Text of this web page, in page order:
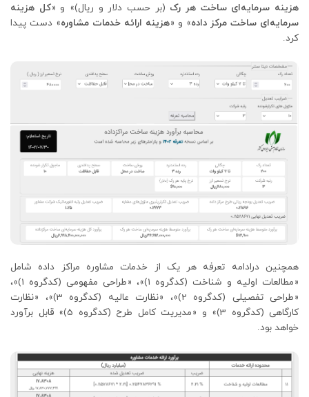
هزینه سرمایه‌ای ساخت هر رک (بر حسب دلار و ریال)» و «کل هزینه
سرمایه‌ای ساخت مرکز داده» و «هزینه ارائه خدمات مشاوره» دست پیدا
کرد.
همچنین درادامه تعرفه هر یک از خدمات مشاوره مراکز داده شامل
«مطالعات اولیه و شناخت (کدگروه 1)»، «طراحی مفهومی (کدگروه 1)»،
«طراحی تفصیلی (کدگروه 2)»، «نظارت عالیه (کدگروه 3)»، «نظارت
کارگاهی (کدگروه 3)» و «مدیریت کامل طرح (کدگروه 5)» قابل برآورد
خواهد بود.